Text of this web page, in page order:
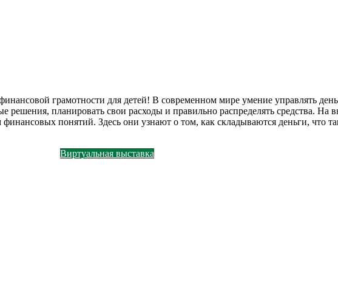
грамотности для детей! В современном мире умение управлять
планировать свои расходы и правильно распределять средства. На
понятий. Здесь они узнают о том, как складываются деньги, что
Виртуальная выставка